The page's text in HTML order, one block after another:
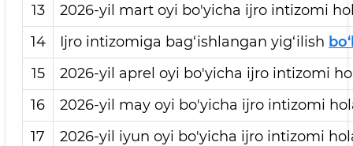
13
2026-yil mart oyi bo'yicha ijro intizomi
14
Ijro intizomiga bag‘ishlangan yig‘ilish
15
2026-yil aprel oyi bo'yicha ijro intizomi
16
2026-yil may oyi bo'yicha ijro intizomi
17
2026-yil iyun oyi bo'yicha ijro intizomi